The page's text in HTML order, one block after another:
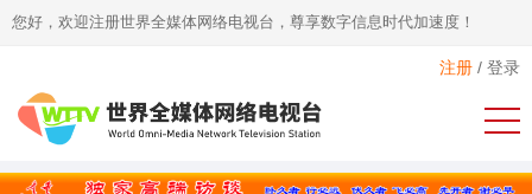
您好，欢迎注册世界全媒体网络电视台，尊享数字信息时代加速度！
注册 / 登录